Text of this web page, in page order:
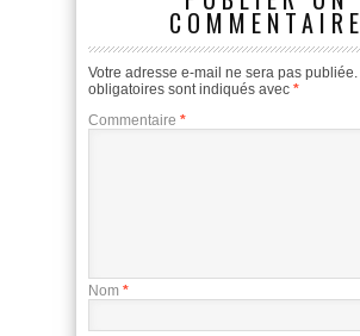
COMMENTAIRE
Votre adresse e-mail ne sera pas publiée.
obligatoires sont indiqués avec *
Commentaire *
Nom *